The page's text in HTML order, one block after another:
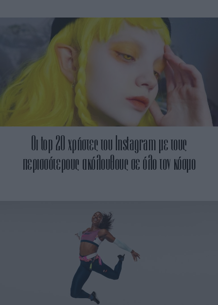
Οι top 20 χρήστες του Instagram με τους
περισσότερους ακόλουθους σε όλο τον κόσμο